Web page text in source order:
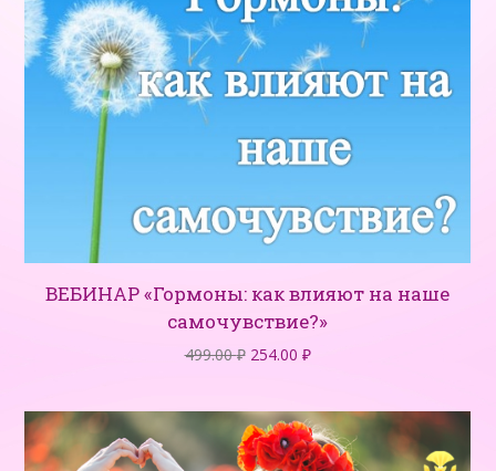
ВЕБИНАР «Гормоны: как влияют на наше
самочувствие?»
499.00₽ Первоначальная
составляла
499.00 ₽.
254.00 ₽Текущая
254.00 ₽.